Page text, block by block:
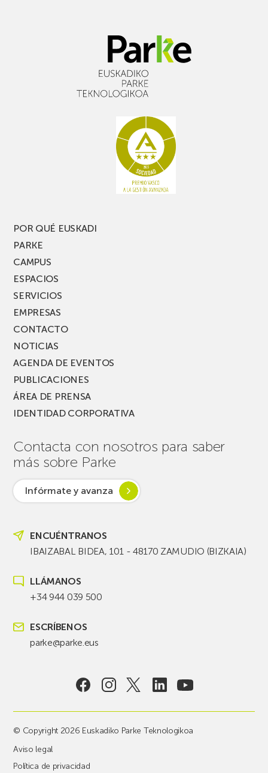
POR QUÉ EUSKADI
PARKE
CAMPUS
ESPACIOS
SERVICIOS
EMPRESAS
CONTACTO
NOTICIAS
AGENDA DE EVENTOS
PUBLICACIONES
ÁREA DE PRENSA
IDENTIDAD CORPORATIVA
Contacta con nosotros para saber
más sobre Parke
Infórmate y avanza
ENCUÉNTRANOS
IBAIZABAL BIDEA, 101 - 48170 ZAMUDIO (BIZKAIA)
LLÁMANOS
+34 944 039 500
ESCRÍBENOS
parke@parke.eus
© Copyright 2026 Euskadiko Parke Teknologikoa
Aviso legal
Política de privacidad